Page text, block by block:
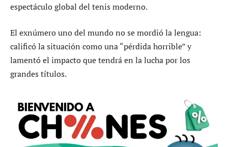
espectáculo global del tenis moderno.
El exnúmero uno del mundo no se mordió la lengua:
calificó la situación como una “pérdida horrible” y
lamentó el impacto que tendrá en la lucha por los
grandes títulos.